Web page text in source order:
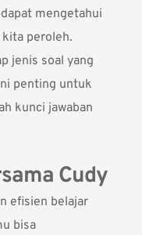
mengetahui
peroleh.
jenis soal yang
penting untuk
kunci jawaban
Cudy
efisien belajar
bisa